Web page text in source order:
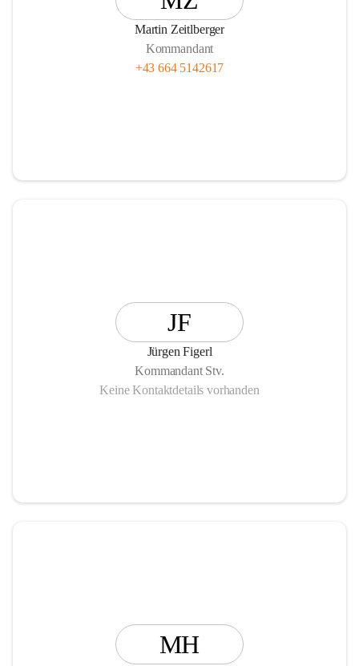
Martin Zeitlberger
Kommandant
+43 664 5142617
JF
Jürgen Figerl
Kommandant Stv.
Keine Kontaktdetails vorhanden
MH